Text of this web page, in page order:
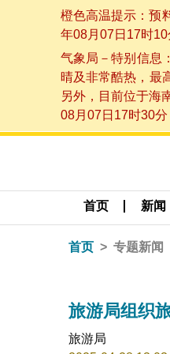
橙色高温提示：预
年08月07日17时10
气象局－特别信息
晴及非常酷热，最
另外，目前位于海
08月07日17时30分
首页 新闻
首页 专题新闻
旅游局组织
旅游局